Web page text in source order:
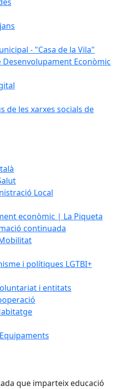
- "Casa de la Vila"
Desenvolupament Econòmic
de les xarxes socials de
Local
econòmic | La Piqueta
continuada
i polítiques LGTBI+
i entitats
Equipaments
que imparteix educació